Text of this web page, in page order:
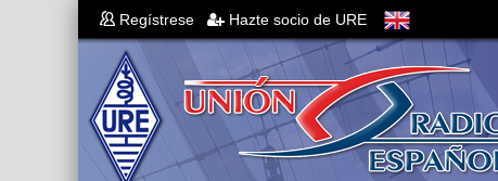
Regístrese Hazte socio de URE